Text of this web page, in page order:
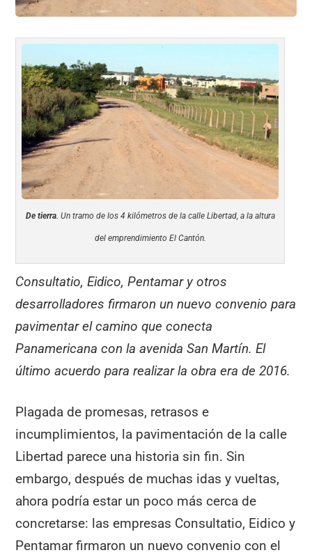
De tierra. Un tramo de los 4 kilómetros de la calle Libertad, a la altura
del emprendimiento El Cantón.
Consultatio, Eidico, Pentamar y otros
desarrolladores firmaron un nuevo convenio para
pavimentar el camino que conecta
Panamericana con la avenida San Martín. El
último acuerdo para realizar la obra era de 2016.
Plagada de promesas, retrasos e
incumplimientos, la pavimentación de la calle
Libertad parece una historia sin fin. Sin
embargo, después de muchas idas y vueltas,
ahora podría estar un poco más cerca de
concretarse: las empresas Consultatio, Eidico y
Pentamar firmaron un nuevo convenio con el